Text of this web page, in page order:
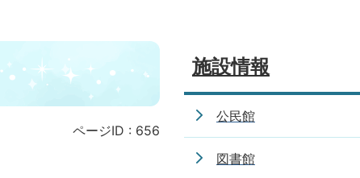
ページID : 656
施設情報
公民館
図書館